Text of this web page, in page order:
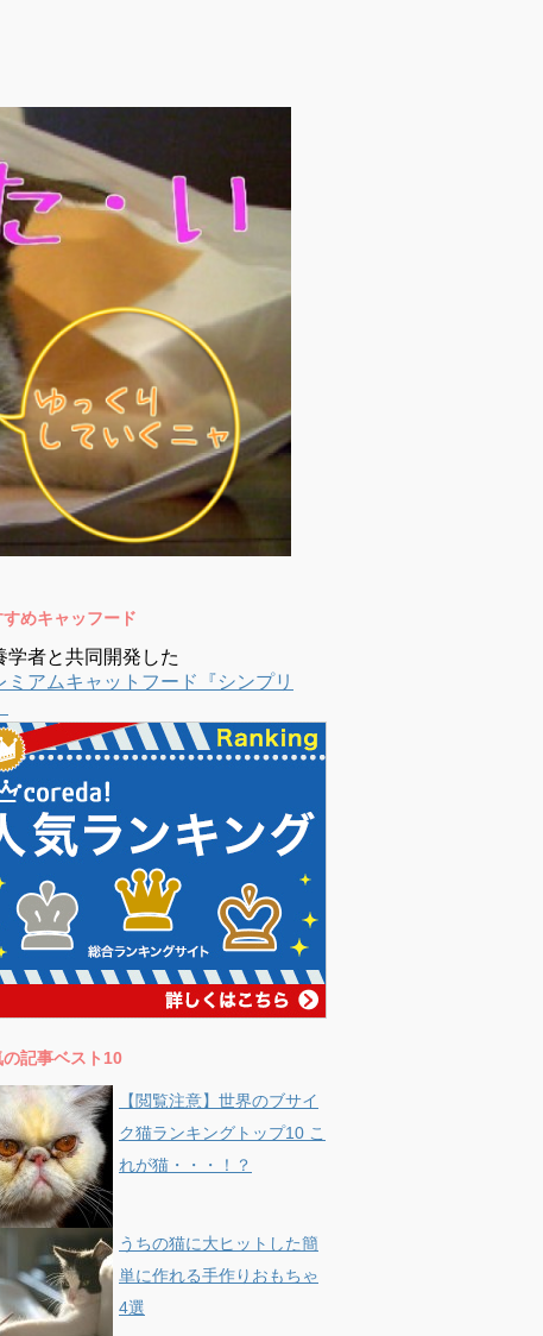
すめキャッフード
学者と共同開発した
ミアムキャットフード『シンプリ
の記事ベスト10
【閲覧注意】世界のブサイ
ク猫ランキングトップ10 こ
れが猫・・・！？
うちの猫に大ヒットした簡
単に作れる手作りおもちゃ
4選